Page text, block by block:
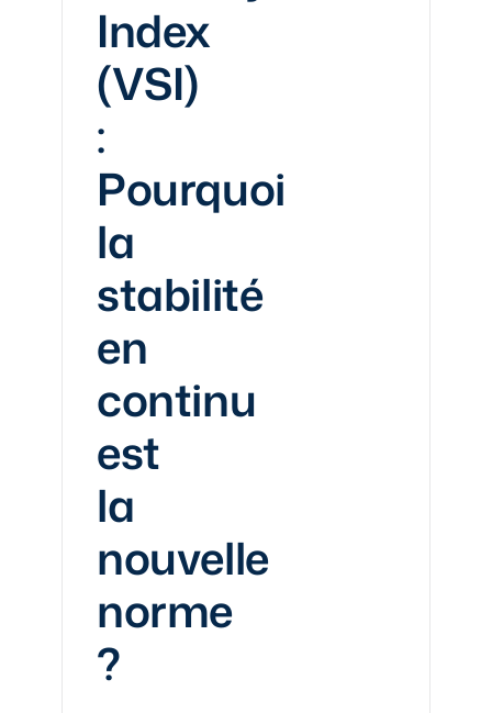
Index
(VSI)
:
Pourquoi
la
stabilité
en
continu
est
la
nouvelle
norme
?